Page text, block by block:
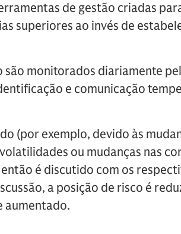
de gestão criadas
superiores ao invés de
monitorados diariamente
e comunicação
(por exemplo, devido às
ou mudanças nas
é discutido com os
a posição de risco é
aumentado.